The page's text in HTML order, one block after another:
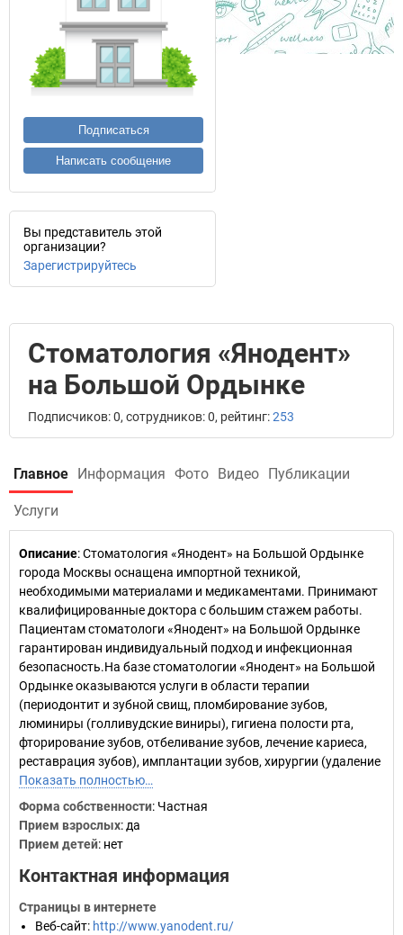
Подписаться
Написать сообщение
Вы представитель этой
организации?
Зарегистрируйтесь
Стоматология «Янодент»
на Большой Ордынке
Подписчиков: 0, сотрудников: 0, рейтинг:253
Главное Информация Фото Видео Публикации
Услуги
Описание: Стоматология «Янодент» на Большой Ордынке
города Москвы оснащена импортной техникой,
необходимыми материалами и медикаментами. Принимают
квалифицированные доктора с большим стажем работы.
Пациентам стоматологи «Янодент» на Большой Ордынке
гарантирован индивидуальный подход и инфекционная
безопасность.На базе стоматологии «Янодент» на Большой
Ордынке оказываются услуги в области терапии
(периодонтит и зубной свищ, пломбирование зубов,
люминиры (голливудские виниры), гигиена полости рта,
фторирование зубов, отбеливание зубов, лечение кариеса,
реставрация зубов), имплантации зубов, хирургии (удаление
Показать полностью…
Форма собственности: Частная
Прием взрослых: да
Прием детей: нет
Контактная информация
Страницы в интернете
Веб-сайт: http://www.yanodent.ru/